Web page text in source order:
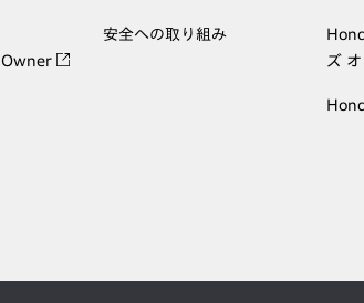
安全への取り組み
ズ